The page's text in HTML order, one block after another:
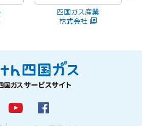
四国ガス産業
株式会社